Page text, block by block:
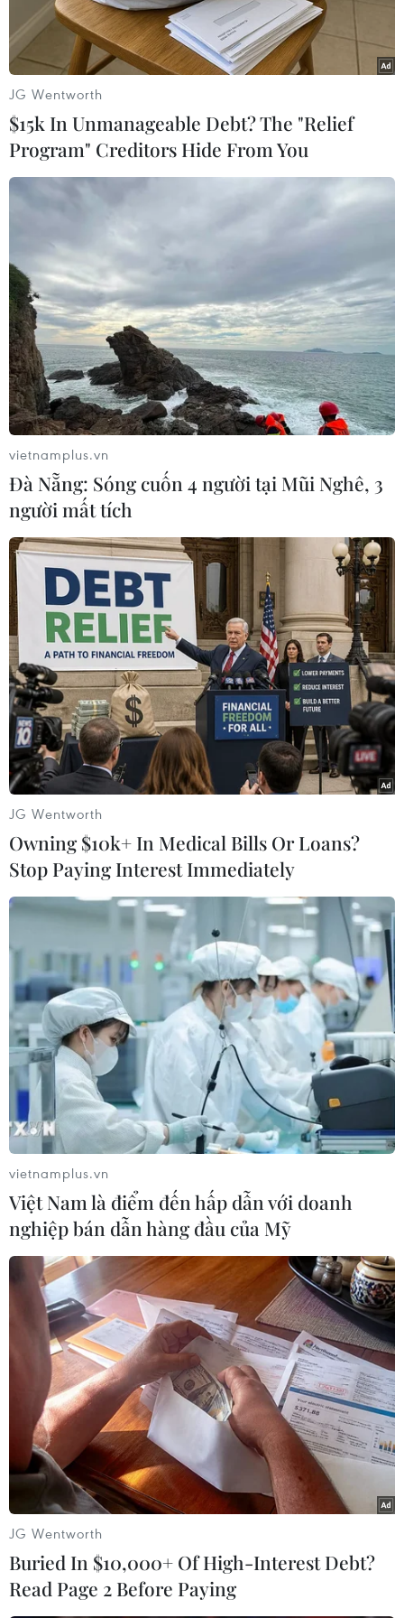
(Nhấp chuột vào ảnh để xem kích thước chuẩn)
Để phòng chống bệnh viêm đường hô hấp cấp
do chủng virus corona mới (2019-nCoV) gây ra,
Bộ Y tế khuyến cáo không nên đến Trung Quốc
trong dịp này nếu không có việc cần thiết hoặc
công việc đột xuất./.
(TTXVN/Vietnam+)
#Viêm đường hô hấp cấp #Virus corona
#Bộ Y tế
#nCoV
Trung Quốc
Theo dõi VietnamPlus
TIN LIÊN QUAN
JG Wentworth
$15k In Unmanageable Debt? The "Relief
Program" Creditors Hide From You
vietnamplus.vn
Đà Nẵng: Sóng cuốn 4 người tại Mũi Nghê, 3
người mất tích
JG Wentworth
Owning $10k+ In Medical Bills Or Loans?
Stop Paying Interest Immediately
vietnamplus.vn
Việt Nam là điểm đến hấp dẫn với doanh
nghiệp bán dẫn hàng đầu của Mỹ
JG Wentworth
Buried In $10,000+ Of High-Interest Debt?
Read Page 2 Before Paying